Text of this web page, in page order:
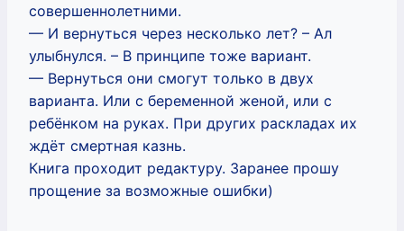
совершеннолетними.
— И вернуться через несколько лет? – Ал
улыбнулся. – В принципе тоже вариант.
— Вернуться они смогут только в двух
варианта. Или с беременной женой, или с
ребёнком на руках. При других раскладах их
ждёт смертная казнь.
Книга проходит редактуру. Заранее прошу
прощение за возможные ошибки)